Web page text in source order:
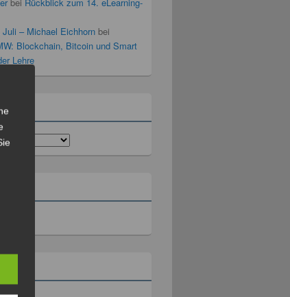
– Michael Eichhorn bei
Blockchain, Bitcoin und Smart
Lehre